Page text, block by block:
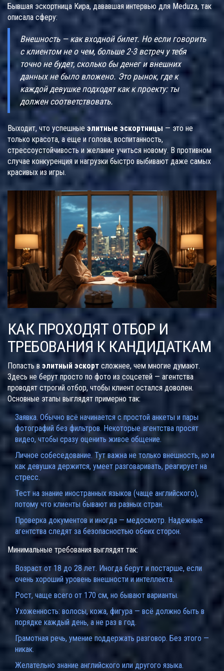
Бывшая эскортница Кира, дававшая интервью для Meduza, так
описала сферу:
Внешность — как входной билет. Но если говорить
с клиентом не о чем, больше 2-3 встреч у тебя
точно не будет, сколько бы денег и внешних
данных не было вложено. Это рынок, где к
каждой девушке подходят как к проекту: ты
должен соответствовать.
Выходит, что успешные элитные эскортницы — это не
только красота, а еще и голова, воспитанность,
стрессоустойчивость и желание учиться новому. В противном
случае конкуренция и нагрузки быстро выбивают даже самых
красивых из игры.
КАК ПРОХОДЯТ ОТБОР И
ТРЕБОВАНИЯ К КАНДИДАТКАМ
Попасть в элитный эскорт сложнее, чем многие думают.
Здесь не берут просто по фото из соцсетей — агентства
проводят строгий отбор, чтобы клиент остался доволен.
Основные этапы выглядят примерно так:
Заявка. Обычно всё начинается с простой анкеты и пары
фотографий без фильтров. Некоторые агентства просят
видео, чтобы сразу оценить живое общение.
Личное собеседование. Тут важна не только внешность, но и
как девушка держится, умеет разговаривать, реагирует на
стресс.
Тест на знание иностранных языков (чаще английского),
потому что клиенты бывают из разных стран.
Проверка документов и иногда — медосмотр. Надежные
агентства следят за безопасностью обеих сторон.
Минимальные требования выглядят так:
Возраст от 18 до 28 лет. Иногда берут и постарше, если
очень хороший уровень внешности и интеллекта.
Рост, чаще всего от 170 см, но бывают варианты.
Ухоженность: волосы, кожа, фигура — всё должно быть в
порядке каждый день, а не раз в год.
Грамотная речь, умение поддержать разговор. Без этого —
никак.
Желательно знание английского или другого языка.